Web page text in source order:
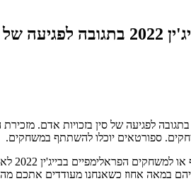
אדם
פקידי ממשל ארצות הברית לא ישתתפו במשחקי החורף של בייג'ין
ספורטאים יוכלו להשתתף במשחקים.
במאה אחוז כשאנחנו מעודדים אתכם